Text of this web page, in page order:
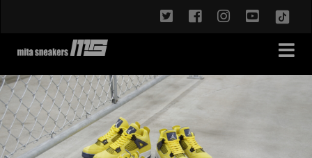
twitterfacebookinstagram